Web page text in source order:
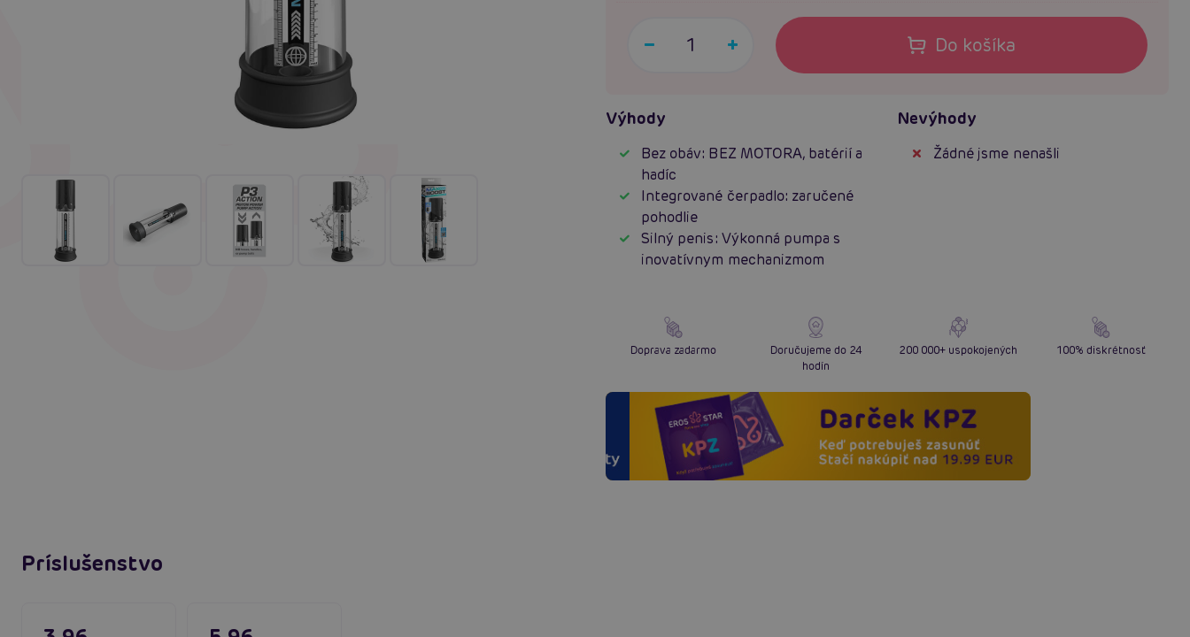
Do košíka
Výhody
Bez obáv: BEZ MOTORA, batérií a
hadíc
Integrované čerpadlo: zaručené
pohodlie
Silný penis: Výkonná pumpa s
inovatívnym mechanizmom
Nevýhody
Žádné jsme nenašli
Doprava zadarmo
Doručujeme do 24
hodín
200 000+ uspokojených 100% diskrétnosť
Príslušenstvo